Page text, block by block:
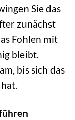
Sie das
zunächst
Fohlen mit
bleibt.
bis sich das